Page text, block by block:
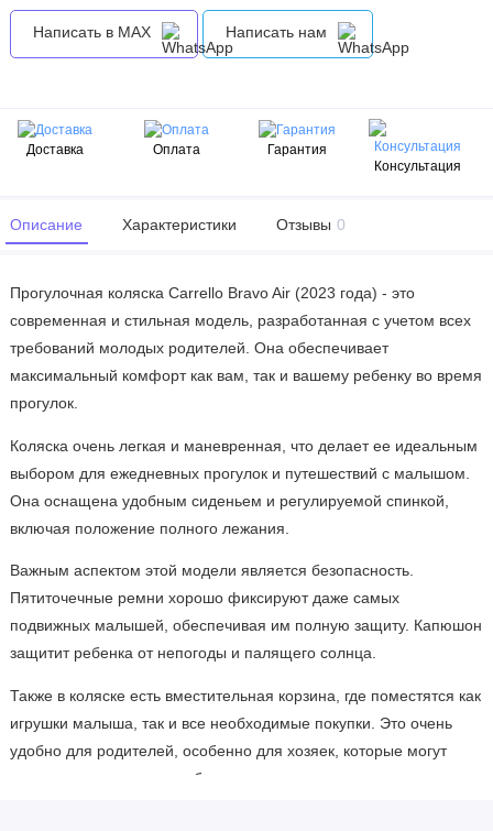
Написать в MAX Написать нам
Доставка Оплата
Гарантия
Консультация
Описание Характеристики Отзывы 0
Прогулочная коляска Carrello Bravo Air (2023 года) - это
современная и стильная модель, разработанная с учетом всех
требований молодых родителей. Она обеспечивает
максимальный комфорт как вам, так и вашему ребенку во время
прогулок.
Коляска очень легкая и маневренная, что делает ее идеальным
выбором для ежедневных прогулок и путешествий с малышом.
Она оснащена удобным сиденьем и регулируемой спинкой,
включая положение полного лежания.
Важным аспектом этой модели является безопасность.
Пятиточечные ремни хорошо фиксируют даже самых
подвижных малышей, обеспечивая им полную защиту. Капюшон
защитит ребенка от непогоды и палящего солнца.
Также в коляске есть вместительная корзина, где поместятся как
игрушки малыша, так и все необходимые покупки. Это очень
удобно для родителей, особенно для хозяек, которые могут
легко разместить все необходимое в коляске.